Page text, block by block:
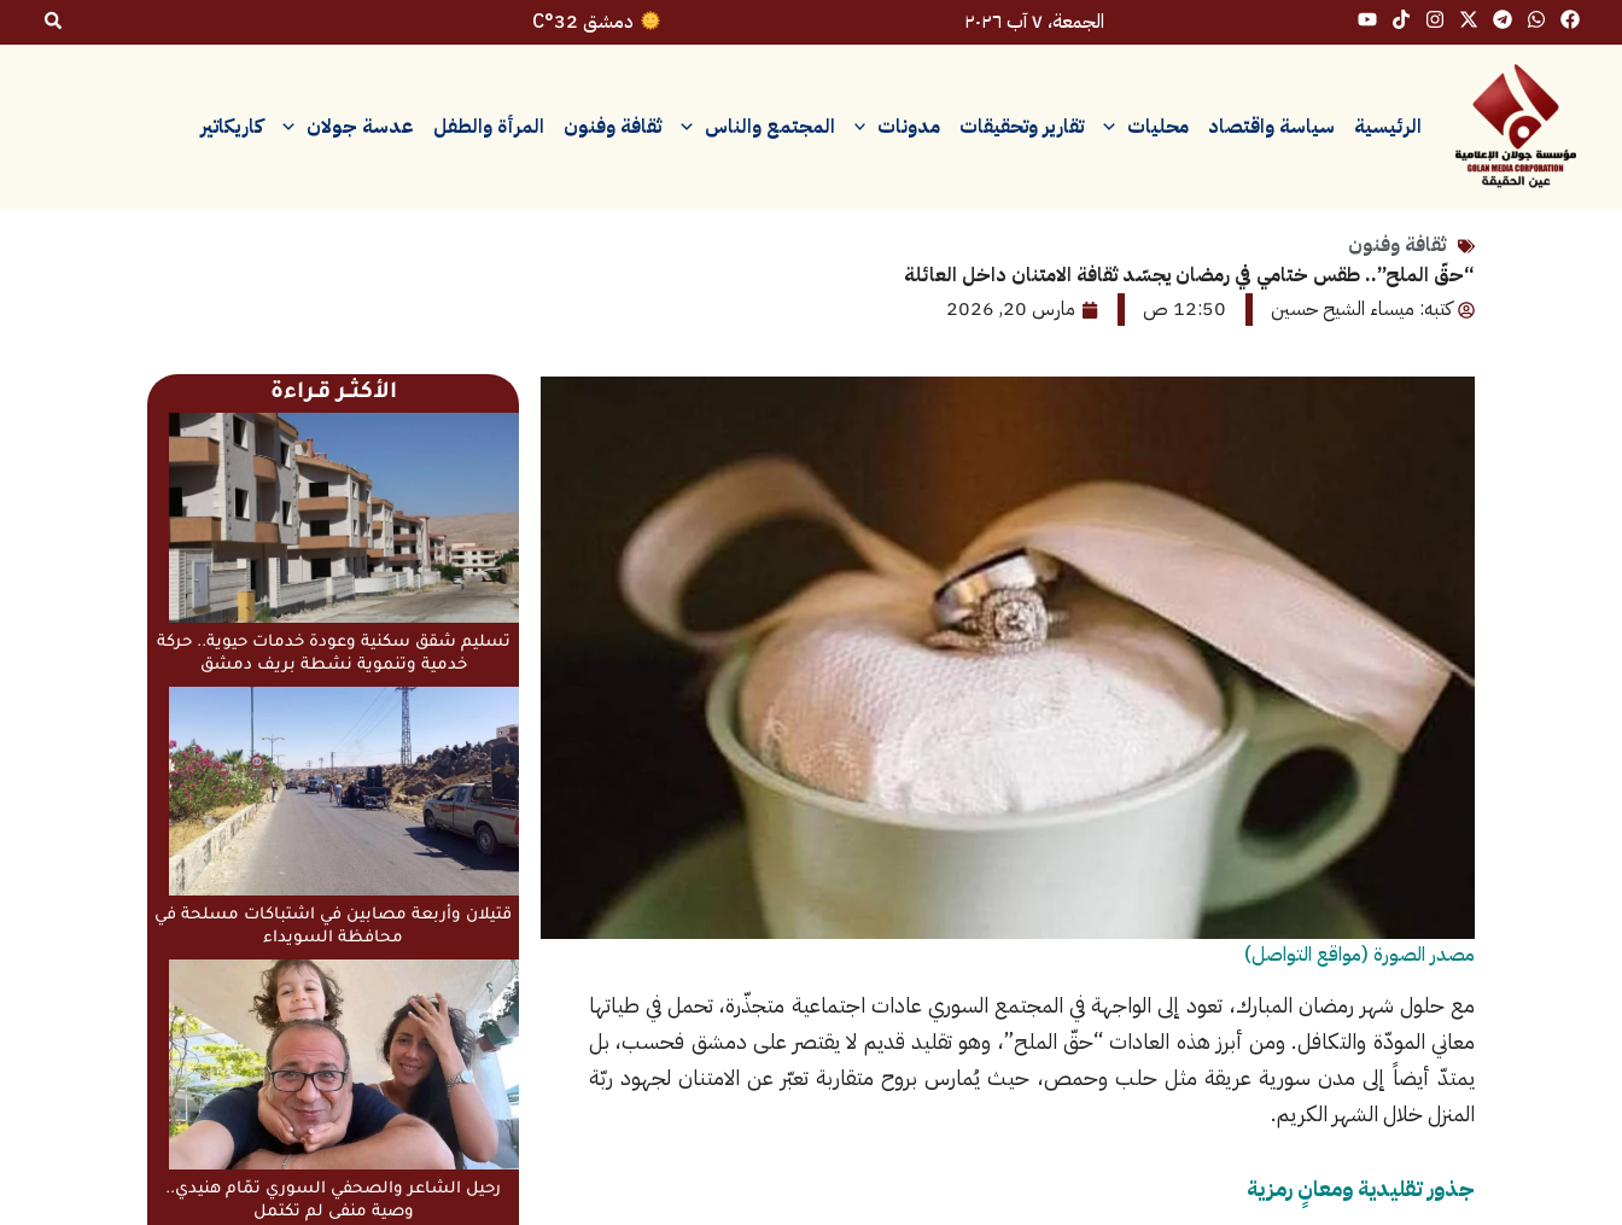
تخطي
إلى
الجمعة، ٧ آب ٢٠٢٦ دمشق 32°C
الرئيسية سياسة واقتصاد محليات تقارير وتحقيقات مدونات المجتمع والناس ثقافة وفنون المرأة والطفل عدسة جولان كاريكاتير
ثقافة وفنون
“حقّ الملح”.. طقس ختامي في رمضان يجسّد ثقافة الامتنان داخل العائلة
كتبه: ميساء الشيح حسين
12:50 ص مارس 20, 2026
مصدر الصورة (مواقع التواصل)
مع حلول شهر رمضان المبارك، تعود إلى الواجهة في المجتمع السوري عادات اجتماعية متجذّرة، تحمل في طياتها
معاني المودّة والتكافل. ومن أبرز هذه العادات “حقّ الملح”، وهو تقليد قديم لا يقتصر على دمشق فحسب، بل
يمتدّ أيضاً إلى مدن سورية عريقة مثلحلب وحمص، حيث يُمارس بروح متقاربة تعبّر عن الامتنان لجهود ربّة
المنزل خلال الشهر الكريم.
جذور تقليدية ومعانٍ رمزية
الأكثــر قـراءة
تسليم شقق سكنية وعودة خدمات حيوية.. حركة
خدمية وتنموية نشطة بريف دمشق
قتيلان وأربعة مصابين في اشتباكات مسلحة في
محافظة السويداء
رحيل الشاعر والصحفي السوري تمّام هنيدي..
وصية منفى لم تكتمل